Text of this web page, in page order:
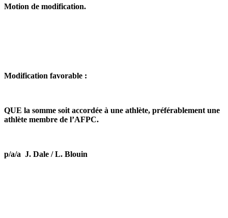
Motion de modification.
Modification favorable :
QUE la somme soit accordée à une athlète, préférablement une
athlète membre de l’AFPC.
p/a/a J. Dale / L. Blouin